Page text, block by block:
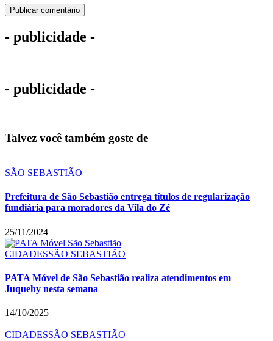
- publicidade -
- publicidade -
Talvez você também goste de
SÃO SEBASTIÃO
Prefeitura de São Sebastião entrega títulos de regularização
fundiária para moradores da Vila do Zé
25/11/2024
CIDADESSÃO SEBASTIÃO
PATA Móvel de São Sebastião realiza atendimentos em
Juquehy nesta semana
14/10/2025
CIDADESSÃO SEBASTIÃO